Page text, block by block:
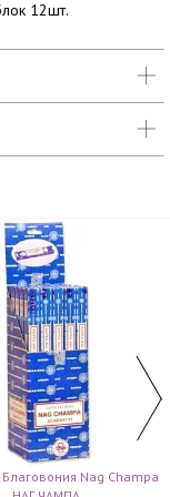
12шт.
Благовония Nag Champa